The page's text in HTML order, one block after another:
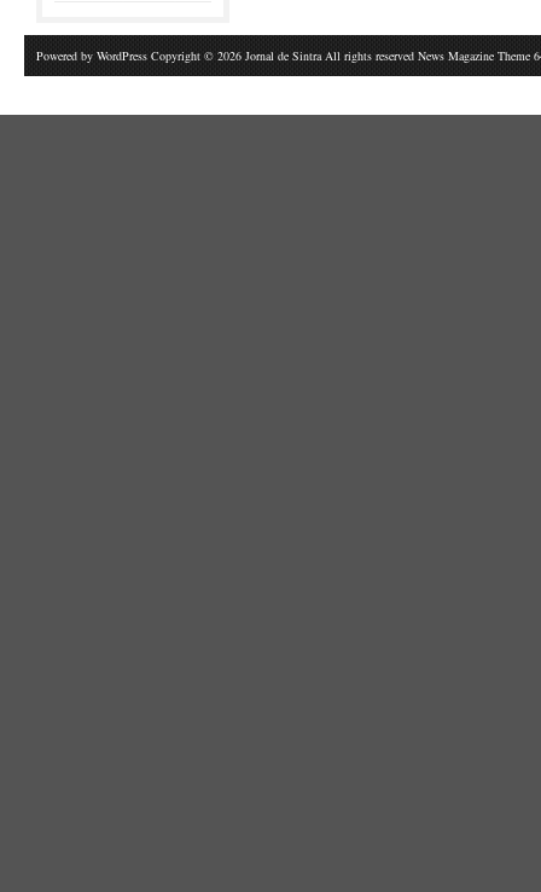
Powered by WordPress Copyright © 2026 Jornal de Sintra All rights reserved News Magazine Theme